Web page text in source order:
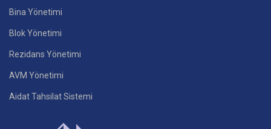
Bina Yönetimi
Blok Yönetimi
Rezidans Yönetimi
AVM Yönetimi
Aidat Tahsilat Sistemi